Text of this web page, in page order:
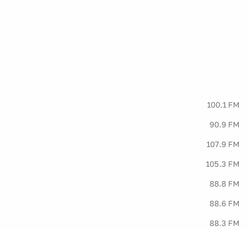
100.1 FM
90.9 FM
107.9 FM
105.3 FM
88.8 FM
88.6 FM
88.3 FM